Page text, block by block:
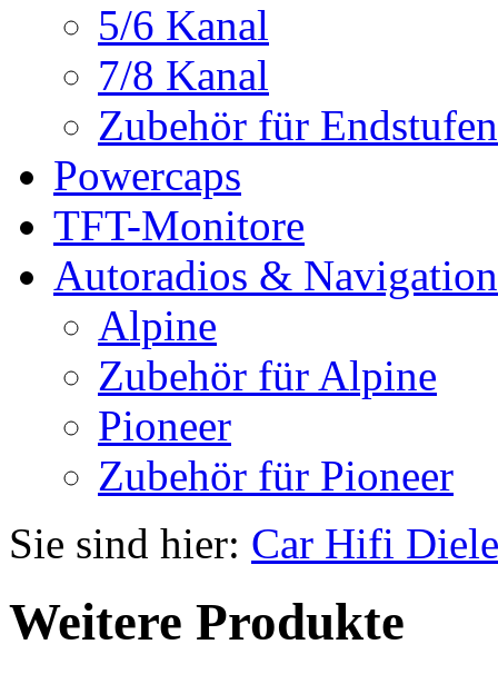
5/6 Kanal
7/8 Kanal
Zubehör für Endstufen
Powercaps
TFT-Monitore
Autoradios & Navigation
Alpine
Zubehör für Alpine
Pioneer
Zubehör für Pioneer
Sie sind hier: Car Hifi
Weitere Produkte